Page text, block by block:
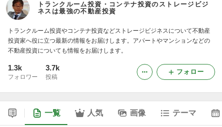
トランクルーム投資・コンテナ投資のストレージビジ
ネスは最強の不動産投資
トランクルーム投資やコンテナ投資などストレージビジネスについて不動産
投資家へ役に立つ最新の情報をお届けします。アパートやマンションなどの
不動産投資についても情報をお届けします。
1.3k
フォロワー
3.7k
投稿
フォロー
一覧 人気 画像 テーマ